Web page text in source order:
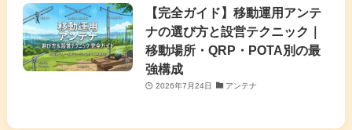
【完全ガイド】移動運用アンテ
ナの選び方と設営テクニック｜
移動場所・QRP・POTA別の最
強構成
2026年7月24日 アンテナ